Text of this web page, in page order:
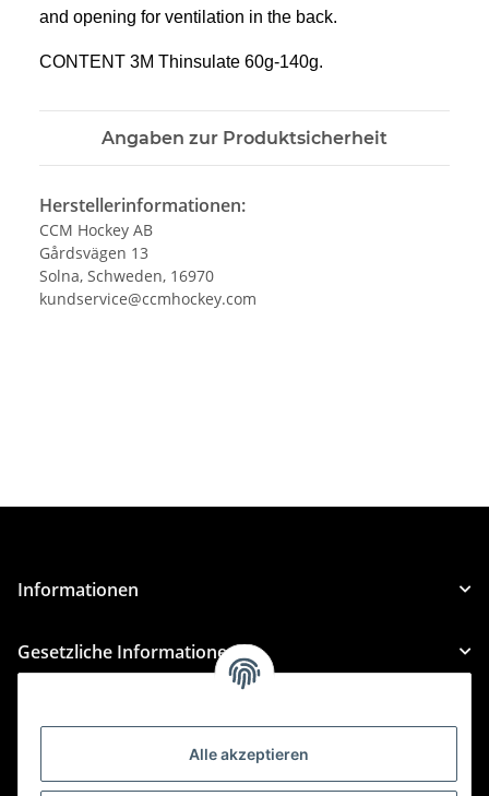
Alle akzeptieren
and opening for ventilation in the back.
CONTENT 3M Thinsulate 60g-140g.
Angaben zur Produktsicherheit
Herstellerinformationen:
CCM Hockey AB
Gårdsvägen 13
Solna, Schweden, 16970
kundservice@ccmhockey.com
Informationen
Gesetzliche Informationen
Für Custom Anfragen und Custom Bestellungen auch